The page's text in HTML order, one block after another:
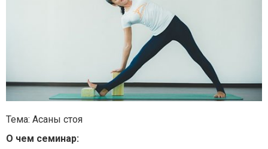
Тема: Асаны стоя
О чем семинар: